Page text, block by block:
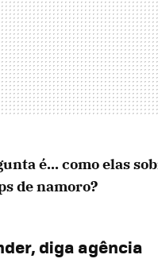
é... como elas
de namoro?
diga agência